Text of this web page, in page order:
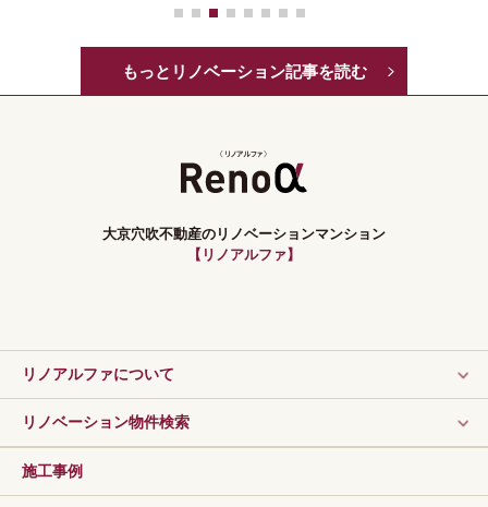
もっとリノベーション記事を読む
大京穴吹不動産のリノベーションマンション
【リノアルファ】
リノアルファについて
リノベーション物件検索
施工事例